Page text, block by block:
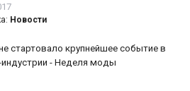
Новости
стартовало крупнейшее событие в
- Неделя моды